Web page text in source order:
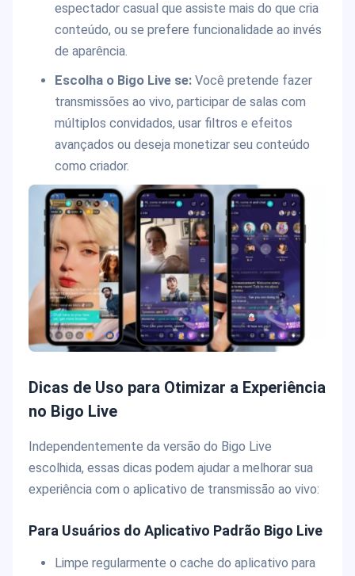
espectador casual que assiste mais do que cria
conteúdo, ou se prefere funcionalidade ao invés
de aparência.
Escolha o Bigo Live se:Você pretende fazer
transmissões ao vivo, participar de salas com
múltiplos convidados, usar filtros e efeitos
avançados ou deseja monetizar seu conteúdo
como criador.
Dicas de Uso para Otimizar a Experiência
no Bigo Live
Independentemente da versão do Bigo Live
escolhida, essas dicas podem ajudar a melhorar sua
experiência com o aplicativo de transmissão ao vivo:
Para Usuários do Aplicativo Padrão Bigo Live
Limpe regularmente o cache do aplicativo para